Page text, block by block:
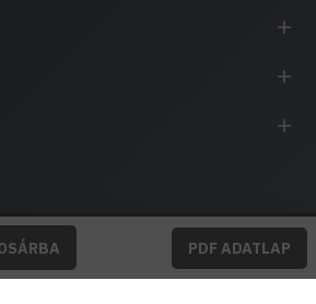
PDF ADATLAP
© 1991-2025 Energia Háza